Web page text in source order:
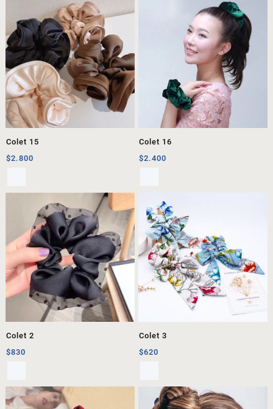
Colet 15
$2.800
Colet 16
$2.400
Colet 2
$830
Colet 3
$620